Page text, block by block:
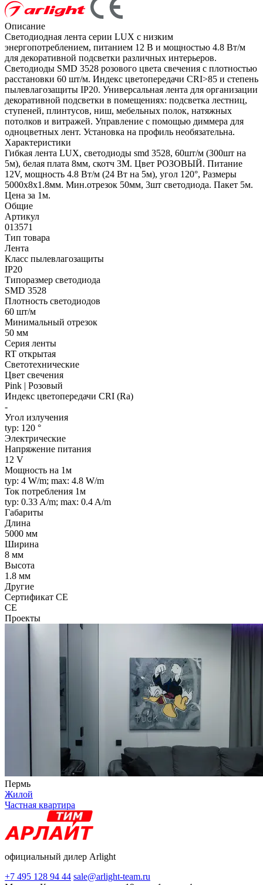
Описание
Светодиодная лента серии LUX с низким
энергопотреблением, питанием 12 В и мощностью 4.8 Вт/м
для декоративной подсветки различных интерьеров.
Светодиоды SMD 3528 розового цвета свечения с плотностью
расстановки 60 шт/м. Индекс цветопередачи CRI>85 и степень
пылевлагозащиты IP20. Универсальная лента для организации
декоративной подсветки в помещениях: подсветка лестниц,
ступеней, плинтусов, ниш, мебельных полок, натяжных
потолков и витражей. Управление с помощью диммера для
одноцветных лент. Установка на профиль необязательна.
Характеристики
Гибкая лента LUX, светодиоды smd 3528, 60шт/м (300шт на
5м), белая плата 8мм, скотч 3М. Цвет РОЗОВЫЙ. Питание
12V, мощность 4.8 Вт/м (24 Вт на 5м), угол 120°, Размеры
5000х8x1.8мм. Мин.отрезок 50мм, 3шт светодиода. Пакет 5м.
Цена за 1м.
Общие
Артикул
013571
Тип товара
Лента
Класс пылевлагозащиты
IP20
Типоразмер светодиода
SMD 3528
Плотность светодиодов
60 шт/м
Минимальный отрезок
50 мм
Серия ленты
RT открытая
Светотехнические
Цвет свечения
Pink | Розовый
Индекс цветопередачи CRI (Ra)
-
Угол излучения
typ: 120 °
Электрические
Напряжение питания
12 V
Мощность на 1м
typ: 4 W/m; max: 4.8 W/m
Ток потребления 1м
typ: 0.33 A/m; max: 0.4 A/m
Габариты
Длина
5000 мм
Ширина
8 мм
Высота
1.8 мм
Другие
Сертификат CE
CE
Проекты
Пермь
Жилой
Частная квартира
официальный дилер Arlight
+7 495 128 94 44 sale@arlight-team.ru